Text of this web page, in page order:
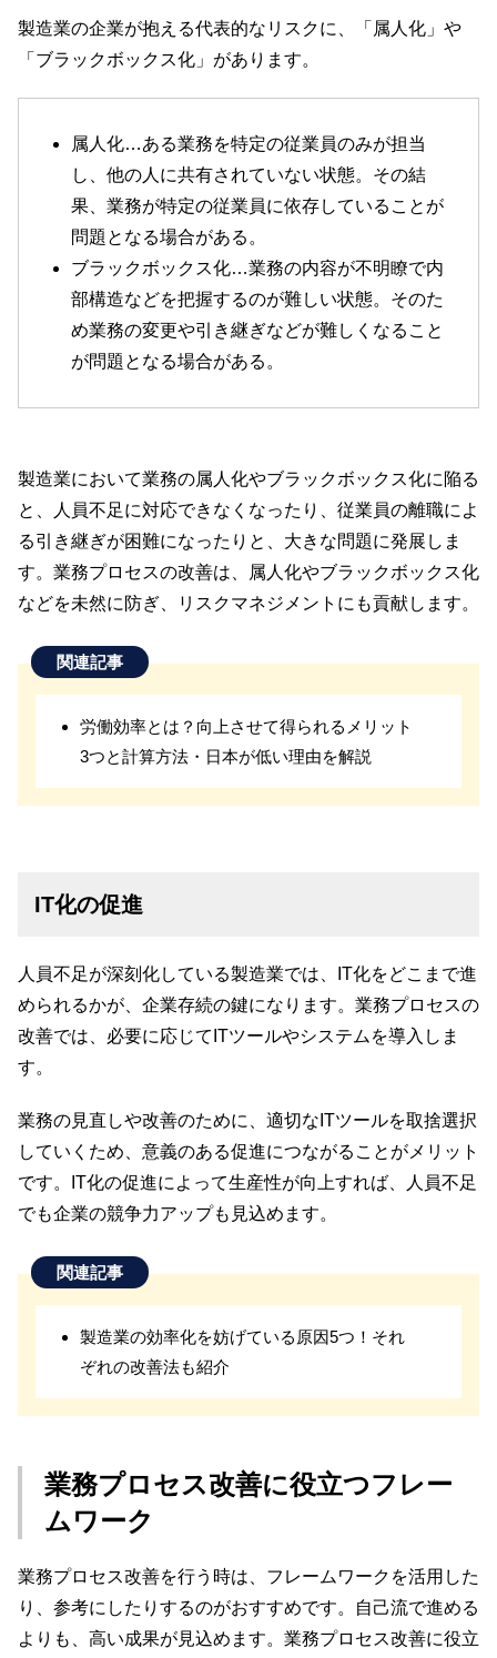
製造業の企業が抱える代表的なリスクに、「属人化」や
「ブラックボックス化」があります。
属人化…ある業務を特定の従業員のみが担当
し、他の人に共有されていない状態。その結
果、業務が特定の従業員に依存していることが
問題となる場合がある。
ブラックボックス化…業務の内容が不明瞭で内
部構造などを把握するのが難しい状態。そのた
め業務の変更や引き継ぎなどが難しくなること
が問題となる場合がある。
製造業において業務の属人化やブラックボックス化に陥る
と、人員不足に対応できなくなったり、従業員の離職によ
る引き継ぎが困難になったりと、大きな問題に発展しま
す。業務プロセスの改善は、属人化やブラックボックス化
などを未然に防ぎ、リスクマネジメントにも貢献します。
関連記事
労働効率とは？向上させて得られるメリット
3つと計算方法・日本が低い理由を解説
IT化の促進
人員不足が深刻化している製造業では、IT化をどこまで進
められるかが、企業存続の鍵になります。業務プロセスの
改善では、必要に応じてITツールやシステムを導入しま
す。
業務の見直しや改善のために、適切なITツールを取捨選択
していくため、意義のある促進につながることがメリット
です。IT化の促進によって生産性が向上すれば、人員不足
でも企業の競争力アップも見込めます。
関連記事
製造業の効率化を妨げている原因5つ！それ
ぞれの改善法も紹介
業務プロセス改善に役立つフレー
ムワーク
業務プロセス改善を行う時は、フレームワークを活用した
り、参考にしたりするのがおすすめです。自己流で進める
よりも、高い成果が見込めます。業務プロセス改善に役立